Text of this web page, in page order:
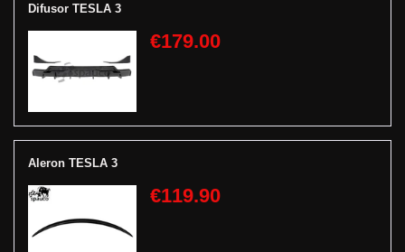
Difusor TESLA 3
€179.00
Aleron TESLA 3
€119.90